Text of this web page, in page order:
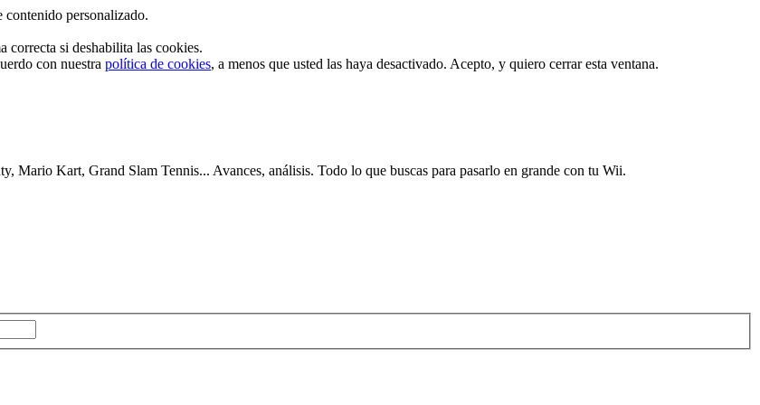
contenido personalizado.
correcta si deshabilita las cookies.
con nuestra política de cookies, a menos que usted las haya desactivado. Acepto, y quiero cerrar esta ventana.
Kart, Grand Slam Tennis... Avances, análisis. Todo lo que buscas para pasarlo en grande con tu Wii.